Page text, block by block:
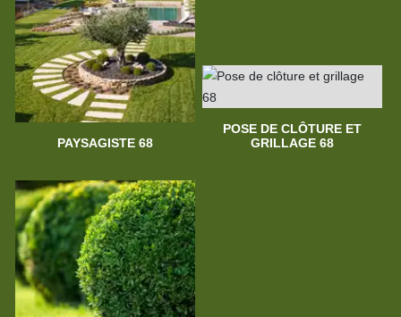
PAYSAGISTE 68
POSE DE CLÔTURE ET
GRILLAGE 68